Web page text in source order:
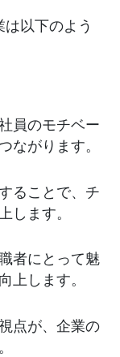
以下のよう
員のモチベー
ながります。
ることで、チ
します。
者にとって魅
上します。
点が、企業の